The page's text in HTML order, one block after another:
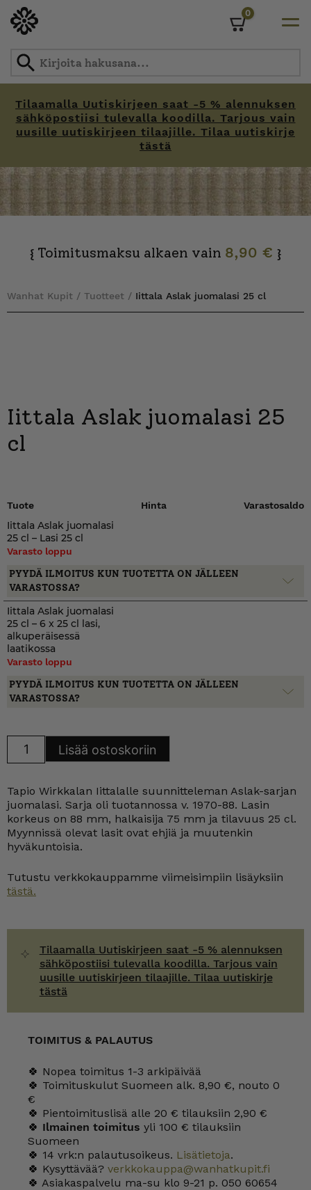
Tilaamalla Uutiskirjeen saat -5 % alennuksen
sähköpostiisi tulevalla koodilla. Tarjous vain
uusille uutiskirjeen tilaajille. Tilaa uutiskirje
tästä
0
{ Toimitusmaksu alkaen vain 8,90 € }
Wanhat Kupit / Tuotteet / Iittala Aslak juomalasi 25 cl
Iittala Aslak juomalasi 25
cl
Tuote Hinta Varastosaldo
Iittala Aslak juomalasi
25 cl – Lasi 25 cl
Varasto loppu
PYYDÄ ILMOITUS KUN TUOTETTA ON JÄLLEEN
VARASTOSSA?
Iittala Aslak juomalasi
25 cl – 6 x 25 cl lasi,
alkuperäisessä
laatikossa
Varasto loppu
PYYDÄ ILMOITUS KUN TUOTETTA ON JÄLLEEN
VARASTOSSA?
määrä
Lisää ostoskoriin
Tapio Wirkkalan Iittalalle suunnitteleman Aslak-sarjan
juomalasi. Sarja oli tuotannossa v. 1970-88. Lasin
korkeus on 88 mm, halkaisija 75 mm ja tilavuus 25 cl.
Myynnissä olevat lasit ovat ehjiä ja muutenkin
hyväkuntoisia.
Tutustu verkkokauppamme viimeisimpiin lisäyksiin
tästä.
Tilaamalla Uutiskirjeen saat -5 % alennuksen
sähköpostiisi tulevalla koodilla. Tarjous vain
uusille uutiskirjeen tilaajille. Tilaa uutiskirje
tästä
TOIMITUS & PALAUTUS
🍀 Nopea toimitus 1-3 arkipäivää
🍀 Toimituskulut Suomeen alk. 8,90 €, nouto 0
€
🍀 Pientoimituslisä alle 20 € tilauksiin 2,90 €
🍀 Ilmainen toimitus yli 100 € tilauksiin
Suomeen
🍀 14 vrk:n palautusoikeus. Lisätietoja.
🍀 Kysyttävää? verkkokauppa@wanhatkupit.fi
🍀 Asiakaspalvelu ma-su klo 9-21 p. 050 60654